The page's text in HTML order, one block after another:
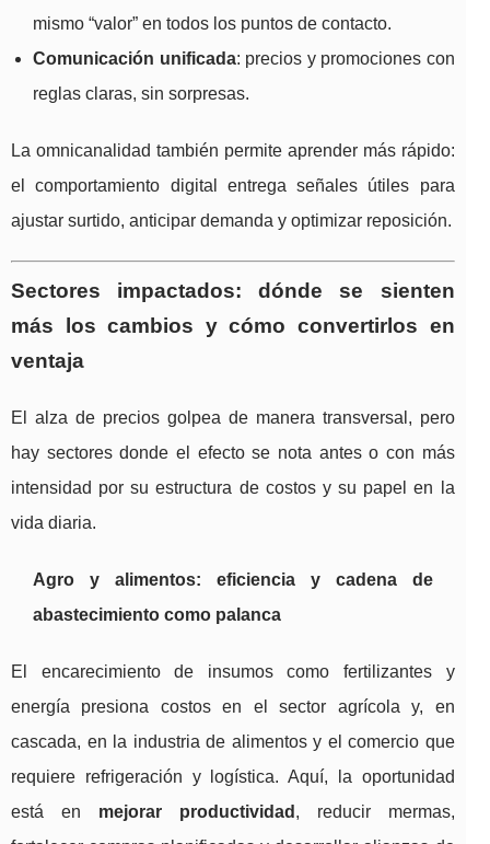
mismo “valor” en todos los puntos de contacto.
Comunicación unificada: precios y promociones con
reglas claras, sin sorpresas.
La omnicanalidad también permite aprender más rápido:
el comportamiento digital entrega señales útiles para
ajustar surtido, anticipar demanda y optimizar reposición.
Sectores impactados: dónde se sienten
más los cambios y cómo convertirlos en
ventaja
El alza de precios golpea de manera transversal, pero
hay sectores donde el efecto se nota antes o con más
intensidad por su estructura de costos y su papel en la
vida diaria.
Agro y alimentos: eficiencia y cadena de
abastecimiento como palanca
El encarecimiento de insumos como fertilizantes y
energía presiona costos en el sector agrícola y, en
cascada, en la industria de alimentos y el comercio que
requiere refrigeración y logística. Aquí, la oportunidad
está en mejorar productividad , reducir mermas,